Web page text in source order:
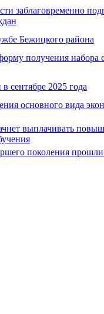
заблаговременно
Бежицкого района
получения набора
сентябре 2025 года
основного вида
выплачивать
поколения прошли